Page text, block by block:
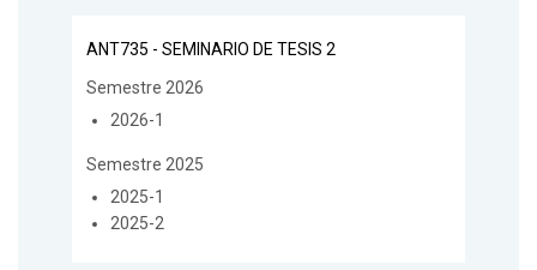
ANT735 - SEMINARIO DE TESIS 2
Semestre 2026
2026-1
Semestre 2025
2025-1
2025-2